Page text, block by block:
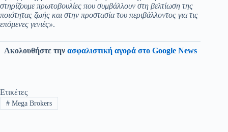
στηρίζουμε πρωτοβουλίες που συμβάλλουν στη βελτίωση της
ποιότητας ζωής και στην προστασία του περιβάλλοντος για τις
επόμενες γενιές».
Ακολουθήστε την ασφαλιστική αγορά στο Google News
Ετικέτες
#Mega Brokers